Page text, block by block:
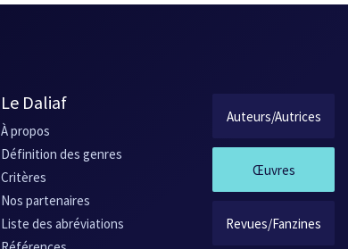
Le Daliaf
À propos
Définition des genres
Critères
Nos partenaires
Liste des abréviations
Auteurs/Autrices
Œuvres
Revues/Fanzines